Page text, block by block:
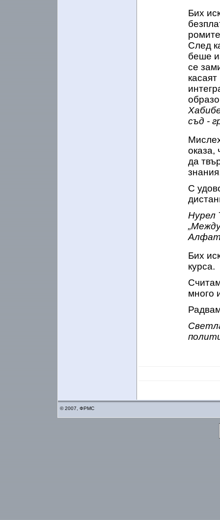
Бих
След
беше
се
съд -
оказа,
да
С
Нурел
Бих
курса.
много
© 2007, ФРМС